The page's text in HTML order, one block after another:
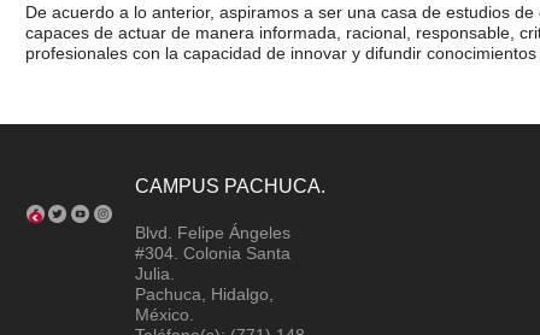
De acuerdo a lo anterior, aspiramos a ser una casa de estudios
capaces de actuar de manera informada, racional, responsable,
profesionales con la capacidad de innovar y difundir
CAMPUS PACHUCA.
Blvd. Felipe Ángeles
#304. Colonia Santa
Julia.
Pachuca, Hidalgo,
México.